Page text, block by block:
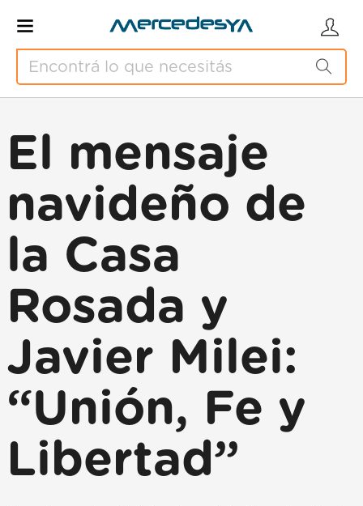
El mensaje
navideño de
la Casa
Rosada y
Javier Milei:
“Unión, Fe y
Libertad”